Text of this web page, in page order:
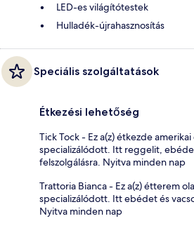
LED-es világítótestek
Hulladék-újrahasznosítás
Speciális szolgáltatások
Étkezési lehetőség
Tick Tock - Ez a(z) étkezde
specializálódott. Itt reggelit,
felszolgálásra. Nyitva minden nap
Trattoria Bianca - Ez a(z) étterem
specializálódott. Itt ebédet és
Nyitva minden nap